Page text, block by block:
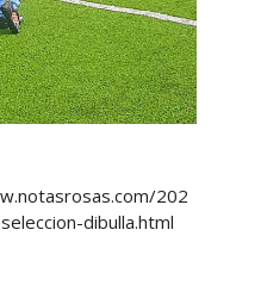
202
dibulla.html